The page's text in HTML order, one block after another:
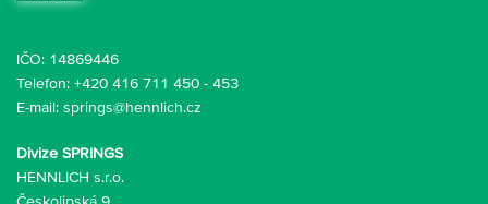
Divize SPRINGS
HENNLICH s.r.o.
IČO: 14869446
Telefon: +420 416 711 450 - 453
E-mail: springs@hennlich.cz